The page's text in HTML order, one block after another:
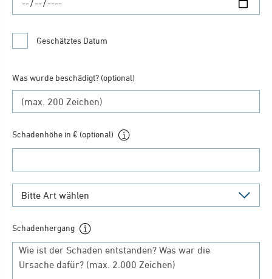
Geschätztes Datum
Was wurde beschädigt? (optional)
Schadenhöhe in € (optional)
Schadenhergang